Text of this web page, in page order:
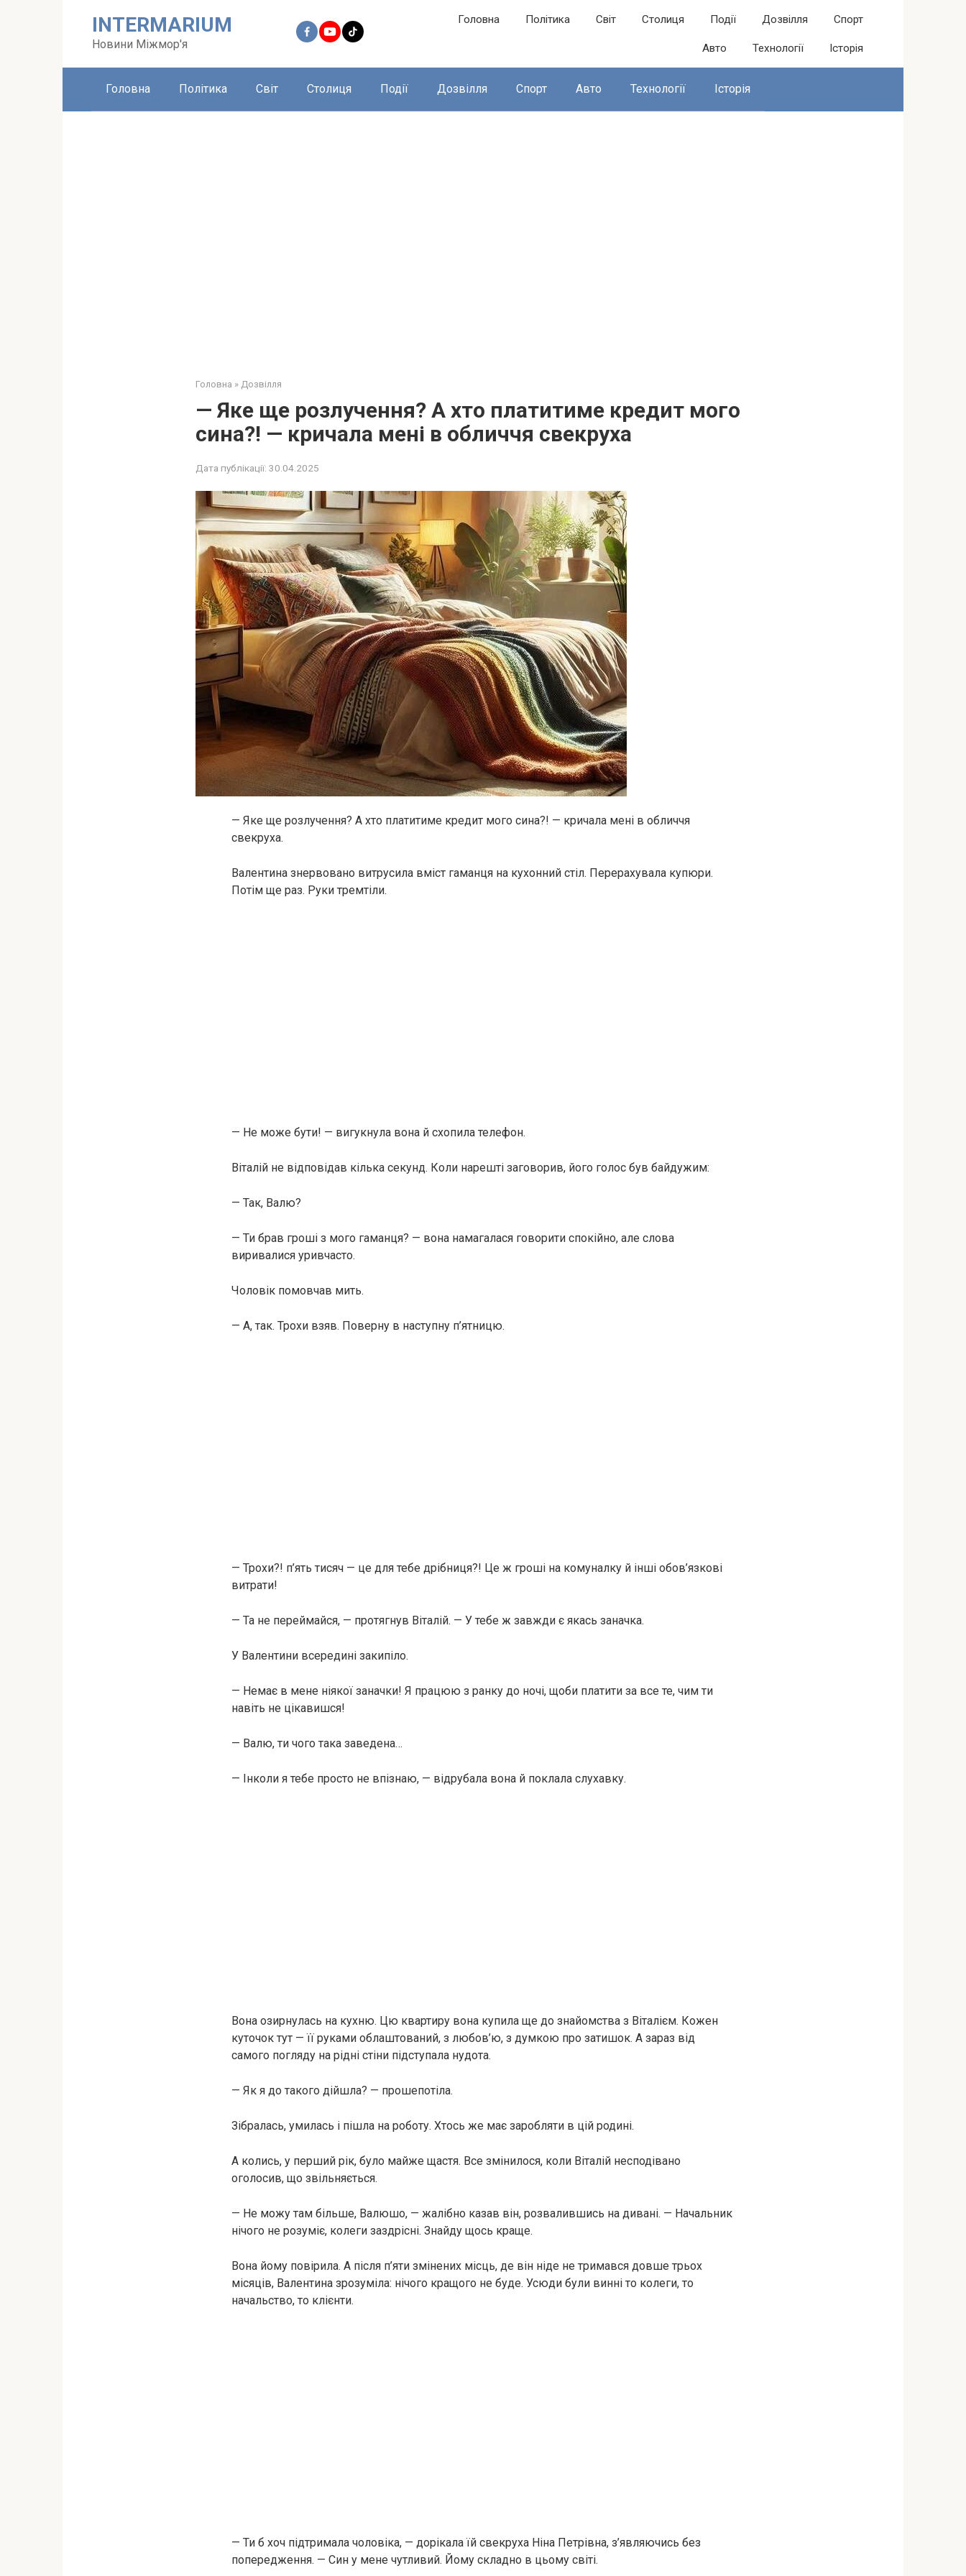
INTERMARIUM
Новини Міжмор'я
Головна Політика Світ Столиця Події Дозвілля Спорт
Авто Технології Історія
Головна Політика Світ Столиця Події Дозвілля Спорт Авто Технології Історія
Головна » Дозвілля
— Яке ще розлучення? А хто платитиме кредит мого
сина?! — кричала мені в обличчя свекруха
Дата публікації: 30.04.2025
— Яке ще розлучення? А хто платитиме кредит мого сина?! — кричала мені в обличчя
свекруха.
Валентина знервовано витрусила вміст гаманця на кухонний стіл. Перерахувала купюри.
Потім ще раз. Руки тремтіли.
— Не може бути! — вигукнула вона й схопила телефон.
Віталій не відповідав кілька секунд. Коли нарешті заговорив, його голос був байдужим:
— Так, Валю?
— Ти брав гроші з мого гаманця? — вона намагалася говорити спокійно, але слова
виривалися уривчасто.
Чоловік помовчав мить.
— А, так. Трохи взяв. Поверну в наступну п’ятницю.
— Трохи?! п’ять тисяч — це для тебе дрібниця?! Це ж гроші на комуналку й інші обов’язкові
витрати!
— Та не переймайся, — протягнув Віталій. — У тебе ж завжди є якась заначка.
У Валентини всередині закипіло.
— Немає в мене ніякої заначки! Я працюю з ранку до ночі, щоби платити за все те, чим ти
навіть не цікавишся!
— Валю, ти чого така заведена…
— Інколи я тебе просто не впізнаю, — відрубала вона й поклала слухавку.
Вона озирнулась на кухню. Цю квартиру вона купила ще до знайомства з Віталієм. Кожен
куточок тут — її руками облаштований, з любов’ю, з думкою про затишок. А зараз від
самого погляду на рідні стіни підступала нудота.
— Як я до такого дійшла? — прошепотіла.
Зібралась, умилась і пішла на роботу. Хтось же має заробляти в цій родині.
А колись, у перший рік, було майже щастя. Все змінилося, коли Віталій несподівано
оголосив, що звільняється.
— Не можу там більше, Валюшо, — жалібно казав він, розвалившись на дивані. — Начальник
нічого не розуміє, колеги заздрісні. Знайду щось краще.
Вона йому повірила. А після п’яти змінених місць, де він ніде не тримався довше трьох
місяців, Валентина зрозуміла: нічого кращого не буде. Усюди були винні то колеги, то
начальство, то клієнти.
— Ти б хоч підтримала чоловіка, — дорікала їй свекруха Ніна Петрівна, з’являючись без
попередження. — Син у мене чутливий. Йому складно в цьому світі.